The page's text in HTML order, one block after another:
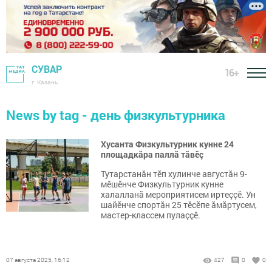
СУВАР
г. Казань
16+
News by tag - день физкультурника
Хусанта Физкультурник кунне 24
площадкăра паллă тăвӗç
Тутарстанăн тӗп хулинче августăн 9-
мӗшӗнче Физкультурник кунне
халалланă мероприятисем иртеççӗ. Ун
шайӗнче спортăн 25 тӗсӗпе ăмăртусем,
мастер-классем пулаççӗ.
07 августа 2025, 16:12 427 0 0